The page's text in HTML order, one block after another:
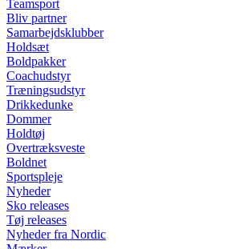
Teamsport
Bliv partner
Samarbejdsklubber
Holdsæt
Boldpakker
Coachudstyr
Træningsudstyr
Drikkedunke
Dommer
Holdtøj
Overtræksveste
Boldnet
Sportspleje
Nyheder
Sko releases
Tøj releases
Nyheder fra Nordic